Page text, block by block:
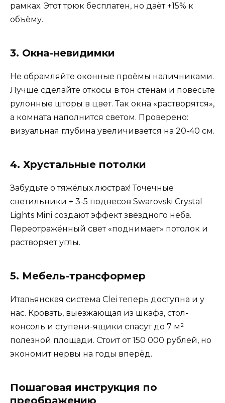
рамках. Этот трюк бесплатен, но даёт +15% к
объёму.
3. Окна-невидимки
Не обрамляйте оконные проёмы наличниками.
Лучше сделайте откосы в тон стенам и повесьте
рулонные шторы в цвет. Так окна «растворятся»,
а комната наполнится светом. Проверено:
визуальная глубина увеличивается на 20-40 см.
4. Хрустальные потолки
Забудьте о тяжёлых люстрах! Точечные
светильники + 3-5 подвесов Swarovski Crystal
Lights Mini создают эффект звёздного неба.
Переотражённый свет «поднимает» потолок и
растворяет углы.
5. Мебель-трансформер
Итальянская система Clei теперь доступна и у
нас. Кровать, выезжающая из шкафа, стол-
консоль и ступени-ящики спасут до 7 м²
полезной площади. Стоит от 150 000 рублей, но
экономит нервы на годы вперёд.
Пошаговая инструкция по
преображению